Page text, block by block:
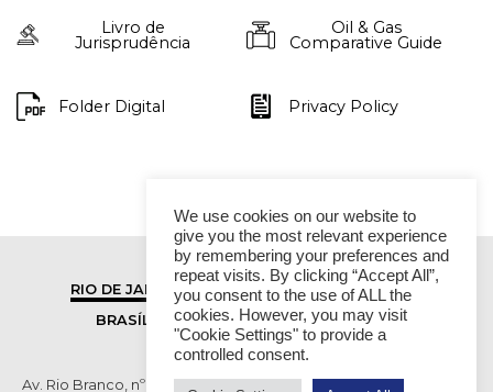
Livro de
Jurisprudência
Oil & Gas
Comparative Guide
Folder Digital Privacy Policy
RIO DE JANEIRO
SÃO PAULO
BRASÍLIA
VITÓRIA
Av. Rio Branco, nº 01, 14º andar - Ed. RB1- Centro, Rio de Janeiro -
We use cookies on our website to
give you the most relevant experience
by remembering your preferences and
repeat visits. By clicking “Accept All”,
you consent to the use of ALL the
cookies. However, you may visit
"Cookie Settings" to provide a
controlled consent.